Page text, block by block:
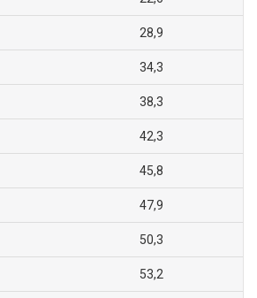
28,9
34,3
38,3
42,3
45,8
47,9
50,3
53,2